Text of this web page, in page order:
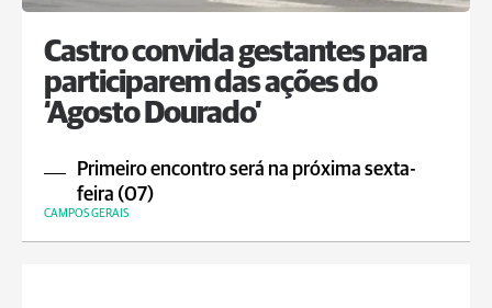
Castro convida gestantes para
participarem das ações do
‘Agosto Dourado’
Primeiro encontro será na próxima sexta-
feira (07)
CAMPOS GERAIS